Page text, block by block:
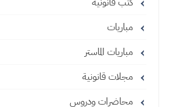
مباريات
مباريات الماستر
مجلات قانونية
محاضرات ودروس